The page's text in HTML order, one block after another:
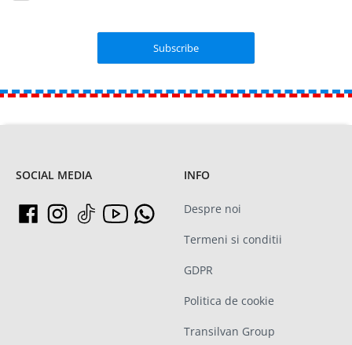
SOCIAL MEDIA INFO
Despre noi
Termeni si conditii
GDPR
Politica de cookie
Transilvan Group